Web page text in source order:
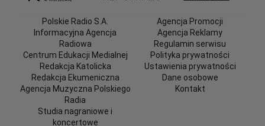
Polskie Radio S.A.
Informacyjna Agencja
Radiowa
Centrum Edukacji Medialnej
Redakcja Katolicka
Redakcja Ekumeniczna
Agencja Muzyczna Polskiego
Radia
Studia nagraniowe i
koncertowe
Agencja Promocji
Agencja Reklamy
Regulamin serwisu
Polityka prywatności
Ustawienia prywatności
Dane osobowe
Kontakt